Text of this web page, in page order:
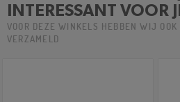
INTERESSANT VOOR
VOOR DEZE WINKELS HEBBEN WIJ OOK
VERZAMELD